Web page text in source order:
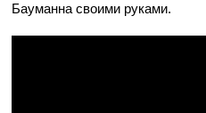
Бауманна своими руками.